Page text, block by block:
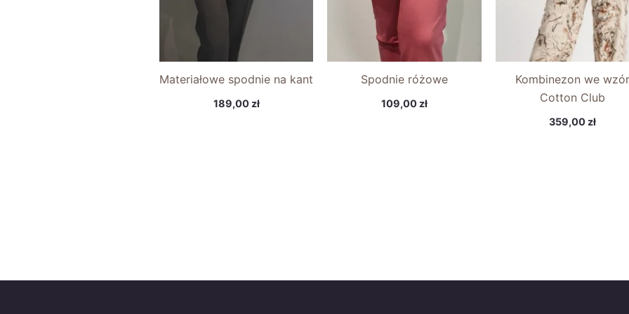
Materiałowe spodnie na kant
189,00 zł
Spodnie różowe
109,00 zł
Kombinezon we
Cotton Club
359,00 zł